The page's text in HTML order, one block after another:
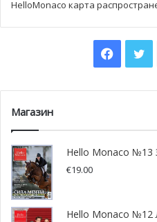
HelloMonaco карта
Магазин
Hello Monaco №13
€19.00
Hello Monaco №12